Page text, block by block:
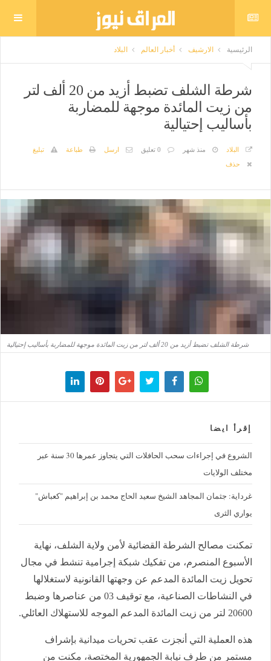
الرئيسية الارشيف أخبار العالم البلاد
شرطة الشلف تضبط أزيد من 20 ألف لتر
من زيت المائدة موجهة للمضاربة
بأساليب إحتيالية
البلاد منذ شهر 0 تعليق ارسل طباعة
تبليغ
حذف
شرطة الشلف تضبط أزيد من 20 ألف لتر من زيت المائدة موجهة للمضاربة بأساليب إحتيالية
إقرأ ايضا
الشروع في إجراءات سحب الحافلات التي يتجاوز عمرها 30 سنة عبر
مختلف الولايات
غرداية: جثمان المجاهد الشيخ سعيد الحاج محمد بن إبراهيم "كعباش"
يواري الثرى
تمكنت مصالح الشرطة القضائية لأمن ولاية الشلف، نهاية
الأسبوع المنصرم، من تفكيك شبكة إجرامية تنشط في مجال
تحويل زيت المائدة المدعم عن وجهتها القانونية لاستغلالها
في النشاطات الصناعية، مع توقيف 03 من عناصرها وضبط
20600 لتر من زيت المائدة المدعم الموجه للاستهلاك العائلي.
هذه العملية التي أنجزت عقب تحريات ميدانية بإشراف
مستمر من طرف نيابة الجمهورية المختصة، مكنت من